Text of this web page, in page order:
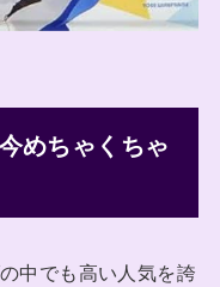
めちゃくちゃ
中でも高い人気を誇